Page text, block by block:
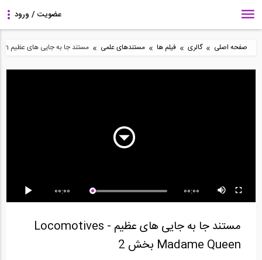
صفحه اصلی » گالری » فیلم ها » مستندهای علمی » مستند جا به جایی های عظیم Locomotives - Madame Queen بخش 2
مستند جا به جایی های
غول آسا "Long...
00:00 00:00
مستند جا به جایی های عظیم Locomotives -
Madame Queen بخش 2